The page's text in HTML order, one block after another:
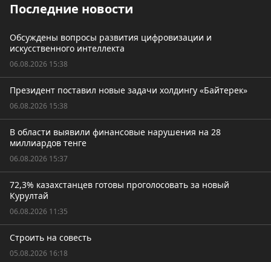
Последние новости
Обсуждены вопросы развития цифровизации и
искусственного интеллекта
06.08.2026 15:38
Президент поставил новые задачи холдингу «Байтерек»
06.08.2026 15:38
В области выявили финансовые нарушения на 28
миллиардов тенге
06.08.2026 15:37
72,3% казахстанцев готовы проголосовать за новый
Курултай
06.08.2026 11:35
Строить на совесть
05.08.2026 16:18